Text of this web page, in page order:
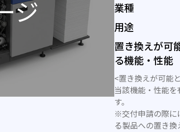
業種
用途
置き換えが可
る機能・性能
<置き換えが可能
当該機能・性能
す。
※交付申請の際に
る製品への置き換